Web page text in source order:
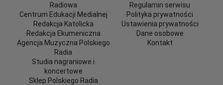
Radiowa
Centrum Edukacji Medialnej
Redakcja Katolicka
Redakcja Ekumeniczna
Agencja Muzyczna Polskiego
Radia
Studia nagraniowe i
koncertowe
Sklep Polskiego Radia
Regulamin serwisu
Polityka prywatności
Ustawienia prywatności
Dane osobowe
Kontakt